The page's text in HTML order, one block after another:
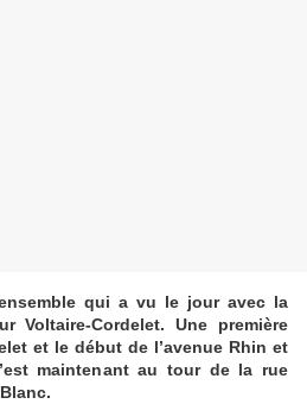
qui a vu le jour avec la
Voltaire-Cordelet. Une première
et le début de l’avenue Rhin et
maintenant au tour de la rue